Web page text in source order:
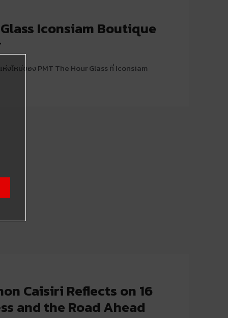
Iconsiam Boutique
ใหม่ของ PMT The Hour Glass ที่ Iconsiam
Caisiri Reflects on 16
and the Road Ahead